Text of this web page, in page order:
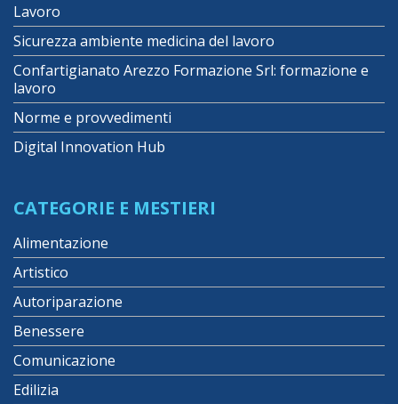
Lavoro
Sicurezza ambiente medicina del lavoro
Confartigianato Arezzo Formazione Srl: formazione e
lavoro
Norme e provvedimenti
Digital Innovation Hub
CATEGORIE E MESTIERI
Alimentazione
Artistico
Autoriparazione
Benessere
Comunicazione
Edilizia